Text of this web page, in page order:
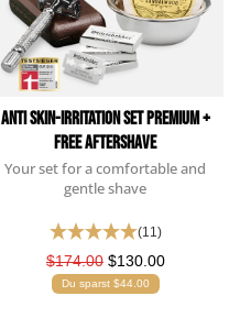
Anti Skin-Irritation Set Premium +
Free Aftershave
Your set for a comfortable and
gentle shave
(11)
$174.00$130.00
Du sparst $44.00